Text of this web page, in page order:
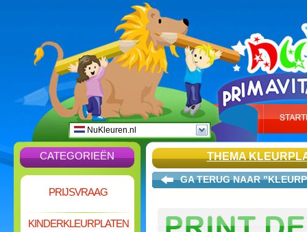
NuKleuren.nl
CATEGORIEËN
PRIJSVRAAG
KINDERKLEURPLATEN
THEMA
GA TERUG NAAR